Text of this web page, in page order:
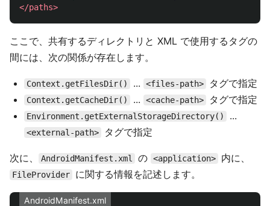
</paths>
ここで、共有するディレクトリと XML で使用するタグの
間には、次の関係が存在します。
Context.getFilesDir() ... <files-path> タグで指定
Context.getCacheDir() ... <cache-path> タグで指定
Environment.getExternalStorageDirectory() ...
<external-path> タグで指定
次に、 AndroidManifest.xml の <application> 内に、
FileProvider に関する情報を記述します。
AndroidManifest.xml